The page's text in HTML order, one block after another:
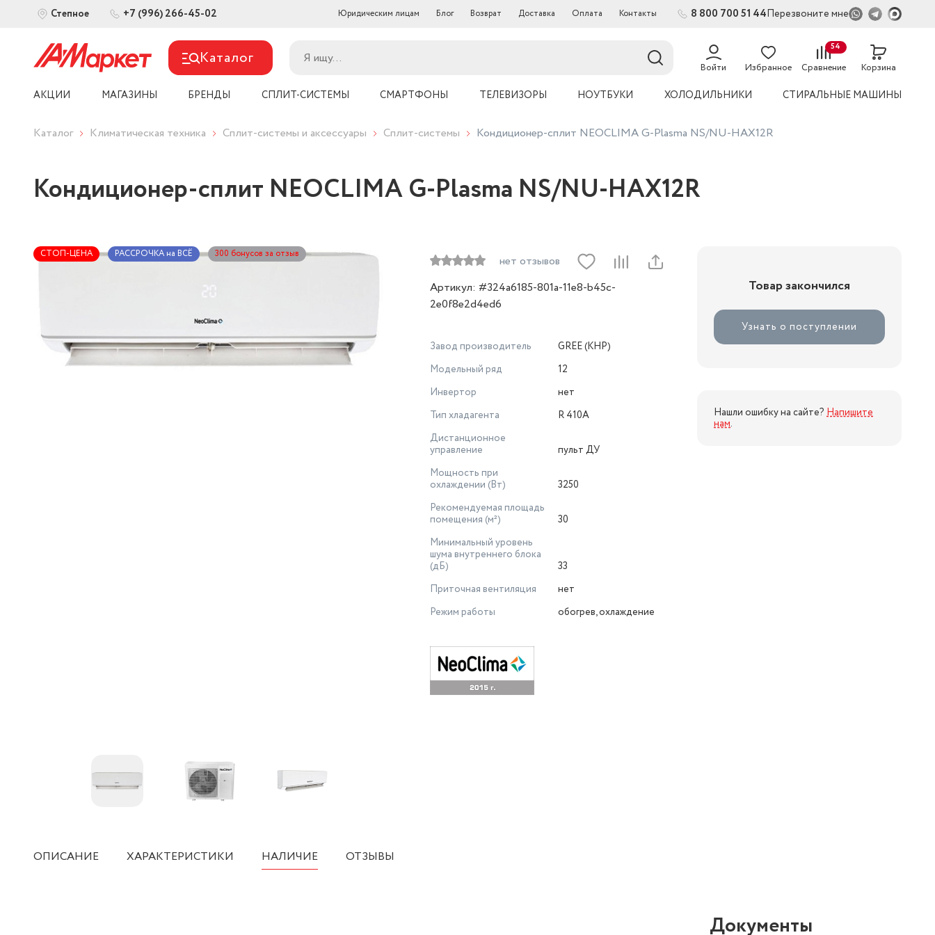
Степное +7 (996) 266-45-02 Юридическим лицам Блог Возврат Доставка Оплата Контакты 8 800 700 51 44Перезвоните мне
Каталог Войти Избранное Сравнение
54
Корзина
АКЦИИ МАГАЗИНЫ БРЕНДЫ СПЛИТ-СИСТЕМЫ СМАРТФОНЫ ТЕЛЕВИЗОРЫ НОУТБУКИ ХОЛОДИЛЬНИКИ СТИРАЛЬНЫЕ МАШИНЫ
Каталог Климатическая техника Сплит-системы и аксессуары Сплит-системы Кондиционер-сплит NEOCLIMA G-Plasma NS/NU-HAX12R
Кондиционер-сплит NEOCLIMA G-Plasma NS/NU-HAX12R
СТОП-ЦЕНА РАССРОЧКА на ВСЁ 300 бонусов за отзыв
нет отзывов
Артикул: #324a6185-801a-11e8-b45c-
2e0f8e2d4ed6
Завод производитель
GREE (КНР)
Модельный ряд
12
Инвертор
нет
Тип хладагента
R 410A
Дистанционное
управление
пульт ДУ
Мощность при
охлаждении (Вт)
3250
Рекомендуемая площадь
помещения (м²)
30
Минимальный уровень
шума внутреннего блока
(дБ)
33
Приточная вентиляция
нет
Режим работы
обогрев, охлаждение
Товар закончился
Узнать о поступлении
Нашли ошибку на сайте? Напишите
нам.
ОПИСАНИЕ ХАРАКТЕРИСТИКИ НАЛИЧИЕ ОТЗЫВЫ
Документы